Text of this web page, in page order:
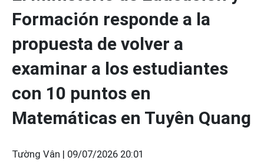
Formación responde a la
propuesta de volver a
examinar a los estudiantes
con 10 puntos en
Matemáticas en Tuyên Quang
Tường Vân | 09/07/2026 20:01